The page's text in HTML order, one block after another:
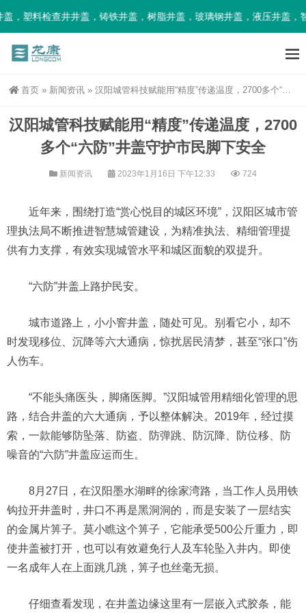
，塑料检查井井盖，铸铁井盖，树脂井盖，玻璃钢井盖，液压井盖，
首页 » 新闻资讯 » 汉阳城管科技赋能用“精度”传递温度，2700多个“六防”井盖守护市民脚下安全
汉阳城管科技赋能用“精度”传递温度，2700
多个“六防”井盖守护市民脚下安全
新闻资讯 2023年1月16日 下午12:33 724
近年来，围绕打造“赏心悦目的城区环境”，汉阳区城市管
理执法局不断推进智慧城管建设，为精准执法、精细管理提
供有力支撑，有效实现城管水平和城区面貌的双提升。
“六防”井盖上路护民安。
城市道路上，小小窨井盖，随处可见。别看它小，却不
时发现移位、沉降等六大通病，惊扰居民清梦，甚至“张口”伤
人伤车。
“不能头痛医头，脚痛医脚。”汉阳城管用精细化管理的思
路，结合井盖的六大通病，予以整体解决。2019年，经过摸
索，一款能够防坠落、防盗、防弹跳、防沉降、防位移、防
噪音的“六防”井盖应运而生。
8月27日，在汉阳墨水湖畔的徐家湾路，当工作人员用铁
钩拉开井盖时，井口不再是黑洞洞的，而是安装了一层结实
的金属片箅子。莫小瞧这个箅子，它能承受500公斤重力，即
使井盖被打开，也可以有效避免行人及车轮坠入井内。即使
一名成年人在上面跳几跳，箅子也丝毫无损。
仔细查看发现，在井盖边缘这里有一层嵌入式胶条，能